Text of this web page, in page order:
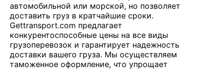
автомобильной или морской, но позволяет
доставить груз в кратчайшие сроки.
Gettransport.com предлагает
конкурентоспособные цены на все виды
грузоперевозок и гарантирует надежность
доставки вашего груза. Мы осуществляем
таможенное оформление, что упрощает